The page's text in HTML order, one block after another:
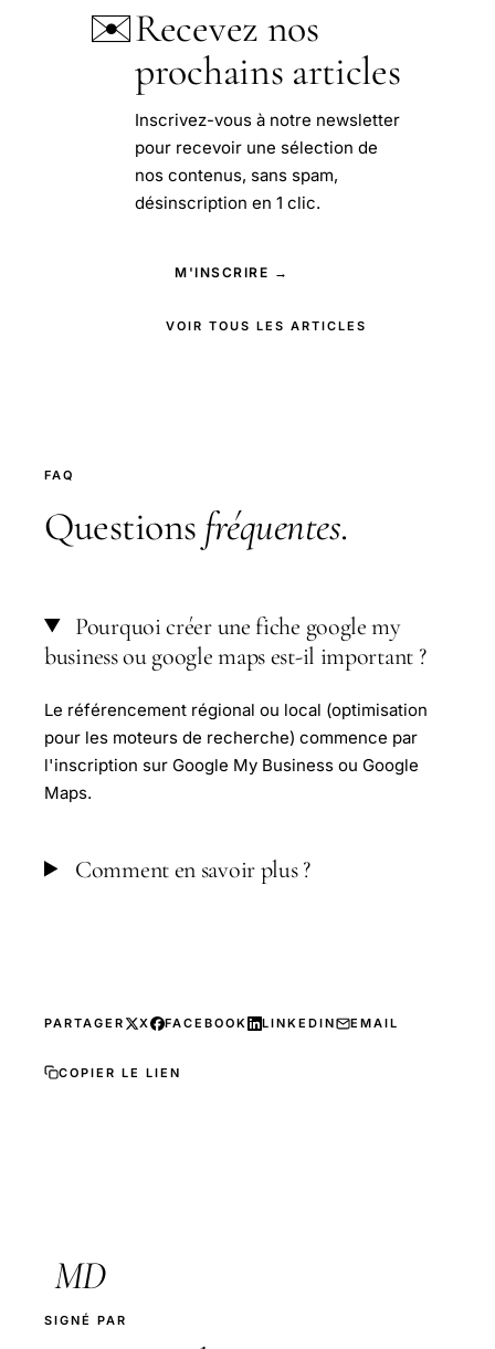
✉️Recevez nos
prochains articles
Inscrivez-vous à notre newsletter
pour recevoir une sélection de
nos contenus, sans spam,
désinscription en 1 clic.
M'INSCRIRE →
VOIR TOUS LES ARTICLES
FAQ
Questions fréquentes.
Pourquoi créer une fiche google my
business ou google maps est-il important ?
Le référencement régional ou local (optimisation
pour les moteurs de recherche) commence par
l'inscription sur Google My Business ou Google
Maps.
Comment en savoir plus ?
PARTAGER X FACEBOOK LINKEDIN EMAIL
COPIER LE LIEN
MD
SIGNÉ PAR